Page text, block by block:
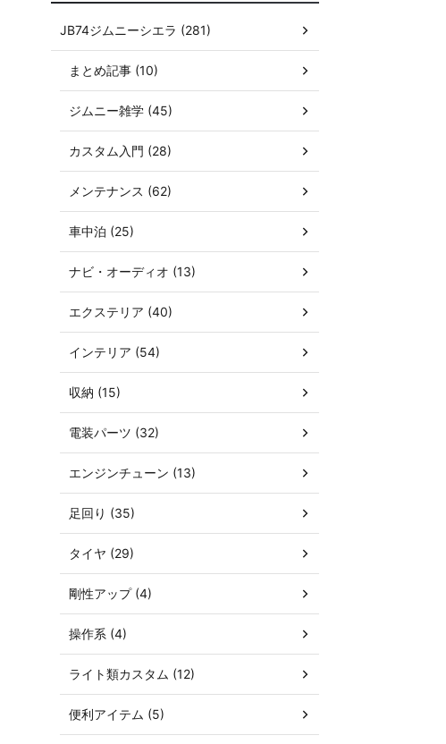
JB74ジムニーシエラ (281)
まとめ記事 (10)
ジムニー雑学 (45)
カスタム入門 (28)
メンテナンス (62)
車中泊 (25)
ナビ・オーディオ (13)
エクステリア (40)
インテリア (54)
収納 (15)
電装パーツ (32)
エンジンチューン (13)
足回り (35)
タイヤ (29)
剛性アップ (4)
操作系 (4)
ライト類カスタム (12)
便利アイテム (5)